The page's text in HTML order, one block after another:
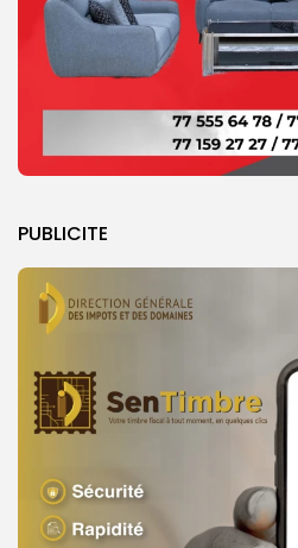
PUBLICITE